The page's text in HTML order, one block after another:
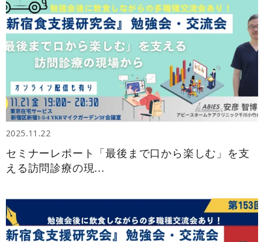
2025.11.22
セミナーレポート「最後まで口から楽しむ」を支
える訪問診療の現...